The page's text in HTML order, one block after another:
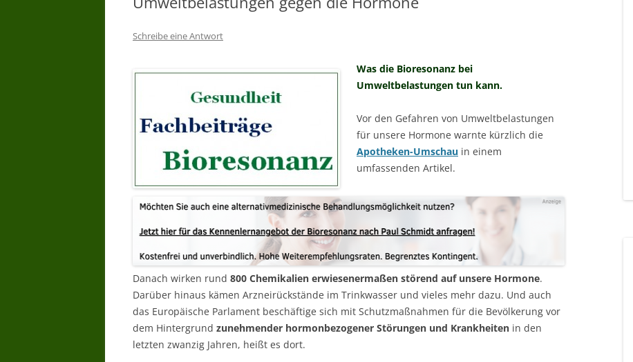
WARUM BIORESONANZTHERAPIE
WER DARF
– WER DARF ANWENDEN
BIORESONANZ WER HAT
ERFAHRUNG
GEMACHT –
BIORESONANZTHERAPIE GIBT ES
WIRKSAMKEITSNACHWEISE
MESSTECHNIKER
Schreibe eine Antwort
Was die Bioresonanz bei
Umweltbelastungen tun kann.
Vor den Gefahren von Umweltbelastungen
für unsere Hormone warnte kürzlich die
Apotheken-Umschau in einem
umfassenden Artikel.
Danach wirken rund 800 Chemikalien erwiesenermaßen störend auf unsere Hormone.
Darüber hinaus kämen Arzneirückstände im Trinkwasser und vieles mehr dazu. Und auch
das Europäische Parlament beschäftige sich mit Schutzmaßnahmen für die Bevölkerung vor
dem Hintergrund zunehmender hormonbezogener Störungen und Krankheiten in den
letzten zwanzig Jahren, heißt es dort.